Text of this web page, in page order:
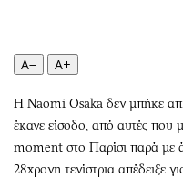
Κόσμος
Πολιτισμός
Θέατρο-Χορός
A− A+
Η Naomi Osaka δεν μπήκε
έκανε είσοδο, από αυτές που
moment στο Παρίσι παρά με
28χρονη τενίστρια απέδειξε